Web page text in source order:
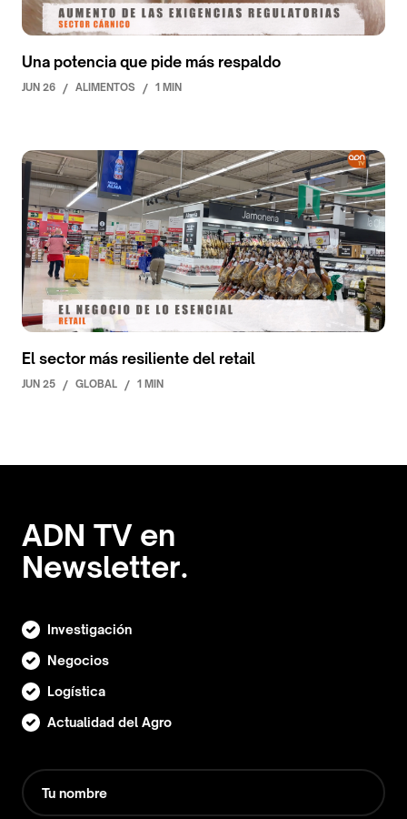
Una potencia que pide más respaldo
JUN 26 / ALIMENTOS / 1 MIN
El sector más resiliente del retail
JUN 25 / GLOBAL / 1 MIN
ADN TV en
Newsletter.
Investigación
Negocios
Logística
Actualidad del Agro